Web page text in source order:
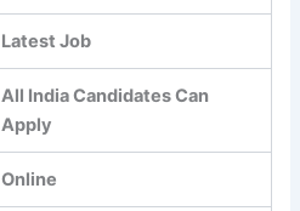
Latest Job
All India Candidates Can
Apply
Online